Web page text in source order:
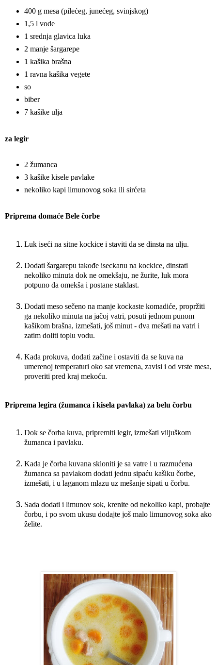
400 g mesa (pilećeg, junećeg, svinjskog)
1,5 l vode
1 srednja glavica luka
2 manje šargarepe
1 kašika brašna
1 ravna kašika vegete
so
biber
7 kašike ulja
za legir
2 žumanca
3 kašike kisele pavlake
nekoliko kapi limunovog soka ili sirćeta
Priprema domaće Bele čorbe
Luk iseći na sitne kockice i staviti da se dinsta na ulju.
Dodati šargarepu takođe iseckanu na kockice, dinstati
nekoliko minuta dok ne omekšaju, ne žurite, luk mora
potpuno da omekša i postane staklast.
Dodati meso sečeno na manje kockaste komadiće, propržiti
ga nekoliko minuta na jačoj vatri, posuti jednom punom
kašikom brašna, izmešati, još minut - dva mešati na vatri i
zatim doliti toplu vodu.
Kada prokuva, dodati začine i ostaviti da se kuva na
umerenoj temperaturi oko sat vremena, zavisi i od vrste mesa,
proveriti pred kraj mekoću.
Priprema legira (žumanca i kisela pavlaka) za belu čorbu
Dok se čorba kuva, pripremiti legir, izmešati viljuškom
žumanca i pavlaku.
Kada je čorba kuvana skloniti je sa vatre i u razmućena
žumanca sa pavlakom dodati jednu sipaću kašiku čorbe,
izmešati, i u laganom mlazu uz mešanje sipati u čorbu.
Sada dodati i limunov sok, krenite od nekoliko kapi, probajte
čorbu, i po svom ukusu dodajte još malo limunovog soka ako
želite.